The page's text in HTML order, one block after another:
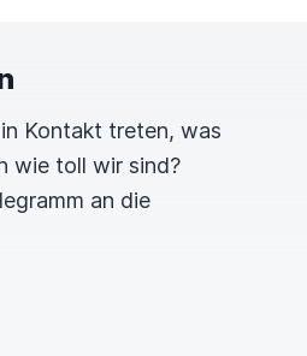
Kontakt treten, was
wie toll wir sind?
an die